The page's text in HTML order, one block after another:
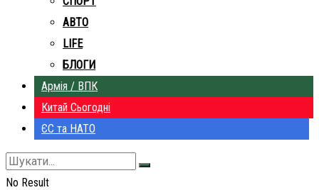
АВТО
LIFE
БЛОГИ
Армія / ВПК
Китай Сьогодні
ЄС та НАТО
No Result